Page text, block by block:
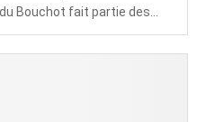
Bouchot fait partie des...